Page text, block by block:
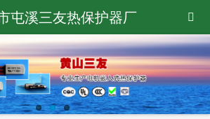
屯溪三友热保护器厂